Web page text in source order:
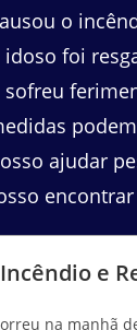
o
idoso foi
sofreu
ajudar
e
na manhã